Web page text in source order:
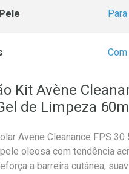
Kit Avène
de Limpeza 60ml
Avene Cleanance FPS
pele oleosa com tendência
a barreira cutânea,